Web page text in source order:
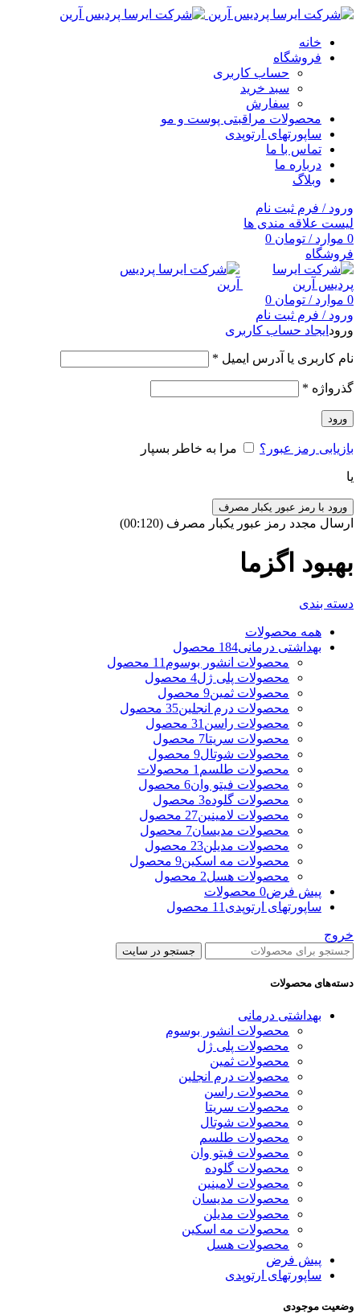
خانه
فروشگاه
حساب کاربری
سبد خرید
سفارش
محصولات مراقبتی پوست و مو
ساپورتهای ارتوپدی
تماس با ما
درباره ما
وبلاگ
ورود / فرم ثبت نام
لیست علاقه مندی ها
0 موارد / تومان
فروشگاه
0 موارد / تومان
ورود / فرم ثبت نام
ورود ایجاد حساب کاربری
نام کاربری یا آدرس ایمیل *
گذرواژه *
ورود
بازیابی رمز عبور؟ مرا به خاطر بسپار
یا
ورود با رمز عبور یکبار مصرف
ارسال مجدد رمز عبور یکبار مصرف (00:
120
)
بهبود اگزما
دسته بندی
همه محصولات
بهداشتی درمانی184 محصول
محصولات انشور بوسوم 11 محصول
محصولات پلی ژل4 محصول
محصولات ثمین9 محصول
محصولات درم انجلین35 محصول
محصولات راسن 31 محصول
محصولات سریتا7 محصول
محصولات شوتال9 محصول
محصولات طلسم 1 محصولات
محصولات فیتو وان6 محصول
محصولات گلوده3 محصول
محصولات لامینین27 محصول
محصولات مدیسان7 محصول
محصولات مدیلن23 محصول
محصولات مه اسکین9 محصول
محصولات هسل2 محصول
پیش فرض0 محصولات
ساپورتهای ارتوپدی 11 محصول
خروج
جستجو در سایت
دسته‌های محصولات
بهداشتی درمانی
محصولات انشور بوسوم
محصولات پلی ژل
محصولات ثمین
محصولات درم انجلین
محصولات راسن
محصولات سریتا
محصولات شوتال
محصولات طلسم
محصولات فیتو وان
محصولات گلوده
محصولات لامینین
محصولات مدیسان
محصولات مدیلن
محصولات مه اسکین
محصولات هسل
پیش فرض
ساپورتهای ارتوپدی
وضعیت موجودی